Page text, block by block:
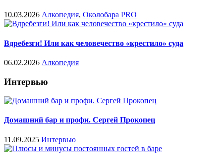
10.03.2026 Алкопедия, Околобара PRO
Вдребезги! Или как человечество «крестило» суда
06.02.2026 Алкопедия
Интервью
Домашний бар и профи. Сергей Прокопец
11.09.2025 Интервью